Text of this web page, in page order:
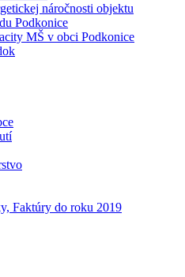
náročnosti objektu
Podkonice
MŠ v obci Podkonice
Faktúry do roku 2019